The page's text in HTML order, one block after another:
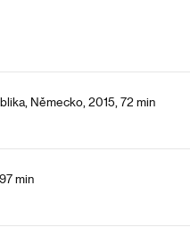
Německo, 2015, 72 min
min